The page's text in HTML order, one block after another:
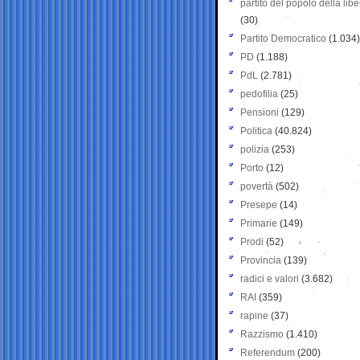
partito del popolo della
(30)
Partito Democratico (1.034)
PD (1.188)
PdL (2.781)
pedofilia (25)
Pensioni (129)
Politica (40.824)
polizia (253)
Porto (12)
povertà (502)
Presepe (14)
Primarie (149)
Prodi (52)
Provincia (139)
radici e valori (3.682)
RAI (359)
rapine (37)
Razzismo (1.410)
Referendum (200)